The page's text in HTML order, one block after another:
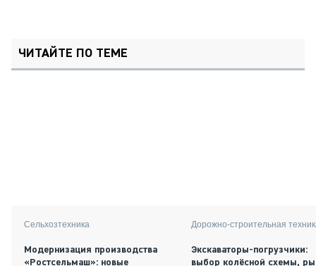
ЧИТАЙТЕ ПО ТЕМЕ
Сельхозтехника
Модернизация производства
«Ростсельмаш»: новые
Дорожно-строительная
Экскаваторы-погрузчики:
выбор колёсной схемы,